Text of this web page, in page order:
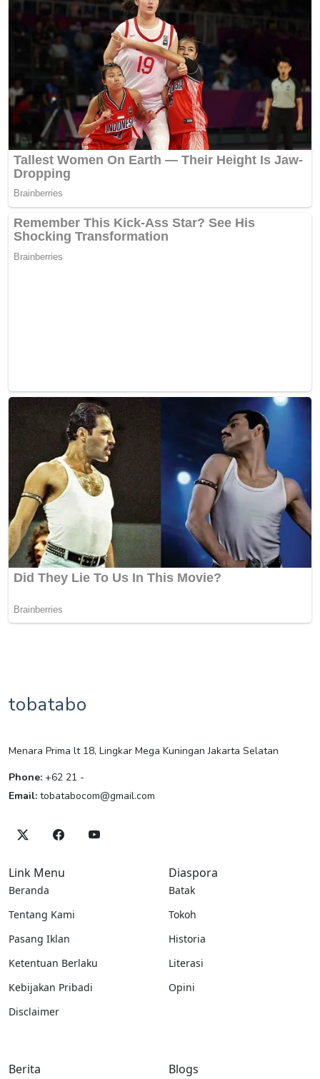
tobatabo
Menara Prima lt 18, Lingkar Mega Kuningan Jakarta Selatan
Phone: +62 21 -
Email: tobatabocom@gmail.com
Link Menu
Beranda
Tentang Kami
Pasang Iklan
Ketentuan Berlaku
Kebijakan Pribadi
Disclaimer
Diaspora
Batak
Tokoh
Historia
Literasi
Opini
Berita Blogs